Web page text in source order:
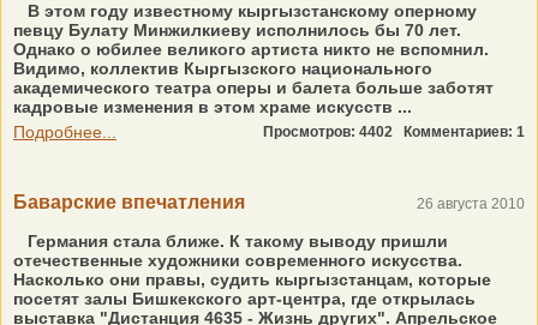
В этом году известному кыргызстанскому оперному
певцу Булату Минжилкиеву исполнилось бы 70 лет.
Однако о юбилее великого артиста никто не вспомнил.
Видимо, коллектив Кыргызского национального
академического театра оперы и балета больше заботят
кадровые изменения в этом храме искусств ...
Подробнее...
Просмотров: 4402 Комментариев: 1
Баварские впечатления 26 августа 2010
Германия стала ближе. К такому выводу пришли
отечественные художники современного искусства.
Насколько они правы, судить кыргызстанцам, которые
посетят залы Бишкекского арт-центра, где открылась
выставка "Дистанция 4635 - Жизнь других". Апрельское